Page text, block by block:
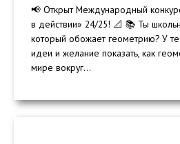
📢 Открыт Международный
в действии» 24/25! 📐 📚 Ты
который обожает геометрию? У
идеи и желание показать, как
мире вокруг...